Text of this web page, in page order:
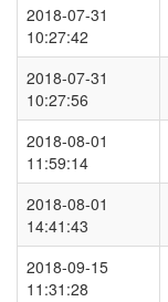
2018-07-31
10:27:42
2018-07-31
10:27:56
2018-08-01
11:59:14
2018-08-01
14:41:43
2018-09-15
11:31:28